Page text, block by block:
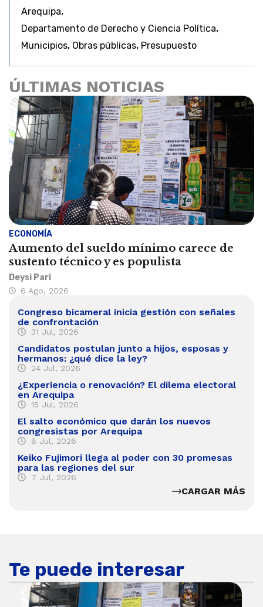
Arequipa,
Departamento de Derecho y Ciencia Política,
Municipios, Obras públicas, Presupuesto
ÚLTIMAS NOTICIAS
ECONOMÍA
Aumento del sueldo mínimo carece de
sustento técnico y es populista
Deysi Pari
6 Ago, 2026
Congreso bicameral inicia gestión con señales
de confrontación
31 Jul, 2026
Candidatos postulan junto a hijos, esposas y
hermanos: ¿qué dice la ley?
24 Jul, 2026
¿Experiencia o renovación? El dilema electoral
en Arequipa
15 Jul, 2026
El salto económico que darán los nuevos
congresistas por Arequipa
8 Jul, 2026
Keiko Fujimori llega al poder con 30 promesas
para las regiones del sur
7 Jul, 2026
CARGAR MÁS
Te puede interesar